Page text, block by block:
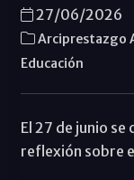
27/06/2026
Arciprestazgo
Educación
El 27 de junio
reflexión sobre